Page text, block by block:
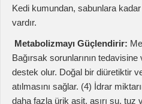
sağlıklı tutar. Çam ağacı yağı gıda
kullanılabilir, çünkü vücuttaki
sürecinihızlandırır.
Ağrıyı Azaltır:Bir analjeziktir ve
romatizmal durumları olan kişiler
kesici olmasının yanı sıra,
bölgelerde kızarıklık ve